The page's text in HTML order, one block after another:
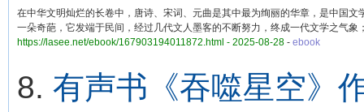
在中华文明灿烂的长卷中，唐诗、宋词、元曲是其中最为绚丽的华章，是中国
一朵奇葩，它发端于民间，经过几代文人墨客的不断努力，终成一代文学之气
https://lasee.net/ebook/167903194011872.html - 2025-08-28 - ebook
8. 有声书《吞噬星空》